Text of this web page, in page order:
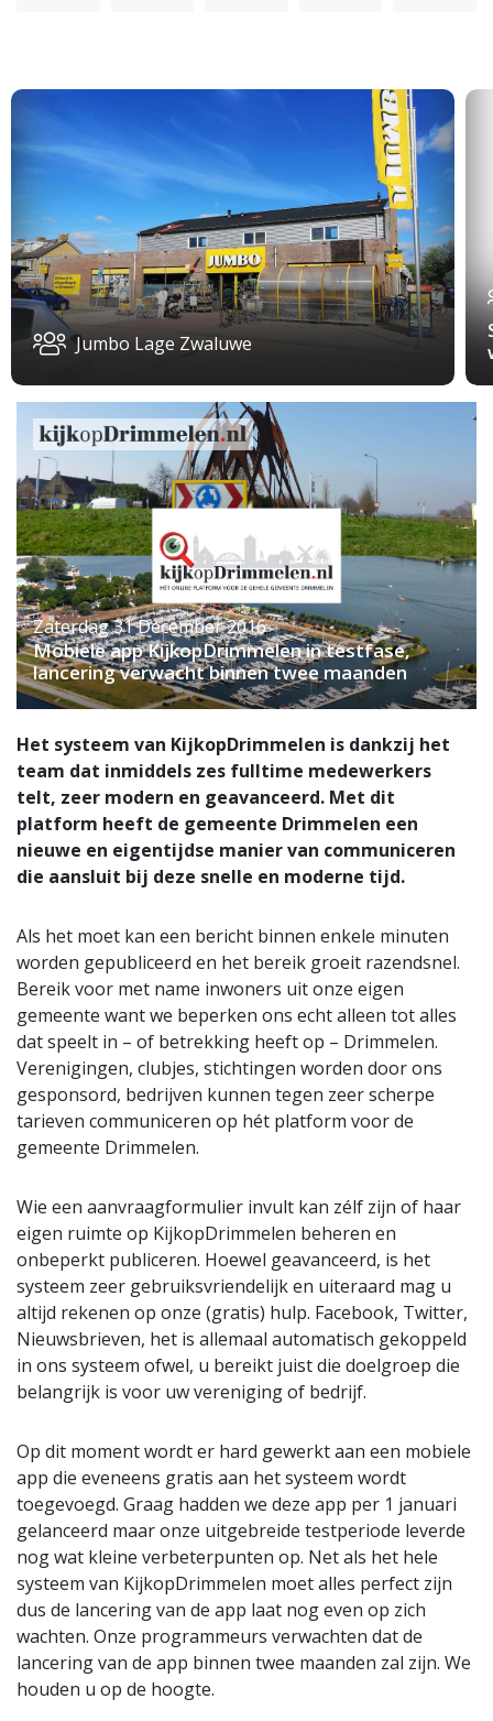
Jumbo Lage Zwaluwe
Zaterdag 31 December 2016
Mobiele app KijkopDrimmelen in testfase,
lancering verwacht binnen twee maanden
Het systeem van KijkopDrimmelen is dankzij het
team dat inmiddels zes fulltime medewerkers
telt, zeer modern en geavanceerd. Met dit
platform heeft de gemeente Drimmelen een
nieuwe en eigentijdse manier van communiceren
die aansluit bij deze snelle en moderne tijd.
Als het moet kan een bericht binnen enkele minuten
worden gepubliceerd en het bereik groeit razendsnel.
Bereik voor met name inwoners uit onze eigen
gemeente want we beperken ons echt alleen tot alles
dat speelt in – of betrekking heeft op – Drimmelen.
Verenigingen, clubjes, stichtingen worden door ons
gesponsord, bedrijven kunnen tegen zeer scherpe
tarieven communiceren op hét platform voor de
gemeente Drimmelen.
Wie een aanvraagformulier invult kan zélf zijn of haar
eigen ruimte op KijkopDrimmelen beheren en
onbeperkt publiceren. Hoewel geavanceerd, is het
systeem zeer gebruiksvriendelijk en uiteraard mag u
altijd rekenen op onze (gratis) hulp. Facebook, Twitter,
Nieuwsbrieven, het is allemaal automatisch gekoppeld
in ons systeem ofwel, u bereikt juist die doelgroep die
belangrijk is voor uw vereniging of bedrijf.
Op dit moment wordt er hard gewerkt aan een mobiele
app die eveneens gratis aan het systeem wordt
toegevoegd. Graag hadden we deze app per 1 januari
gelanceerd maar onze uitgebreide testperiode leverde
nog wat kleine verbeterpunten op. Net als het hele
systeem van KijkopDrimmelen moet alles perfect zijn
dus de lancering van de app laat nog even op zich
wachten. Onze programmeurs verwachten dat de
lancering van de app binnen twee maanden zal zijn. We
houden u op de hoogte.